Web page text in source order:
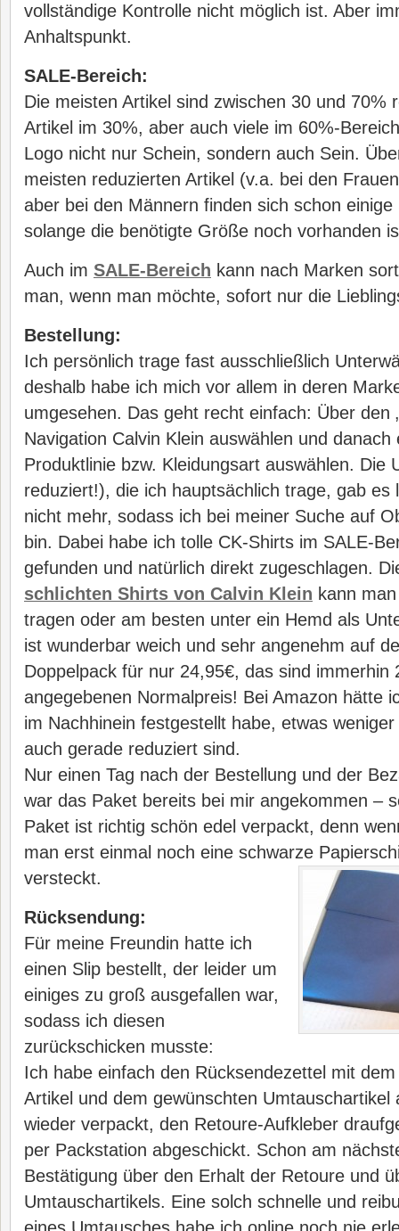
vollständige Kontrolle nicht möglich ist. Aber
Anhaltspunkt.
SALE-Bereich:
Die meisten Artikel sind zwischen 30 und 70%
Artikel im 30%, aber auch viele im 60%-
Logo nicht nur Schein, sondern auch Sein.
meisten reduzierten Artikel (v.a. bei den
aber bei den Männern finden sich schon einige
solange die benötigte Größe noch vorhanden
Auch im SALE-Bereich kann nach Marken
man, wenn man möchte, sofort nur die
Bestellung:
Ich persönlich trage fast ausschließlich
deshalb habe ich mich vor allem in deren
umgesehen. Das geht recht einfach: Über den
Navigation Calvin Klein auswählen und
Produktlinie bzw. Kleidungsart auswählen. Die
reduziert!), die ich hauptsächlich trage, gab es
nicht mehr, sodass ich bei meiner Suche auf
bin. Dabei habe ich tolle CK-Shirts im SALE-
gefunden und natürlich direkt zugeschlagen.
schlichten Shirts von Calvin Klein kann
tragen oder am besten unter ein Hemd als
ist wunderbar weich und sehr angenehm auf
Doppelpack für nur 24,95€, das sind immerhin
angegebenen Normalpreis! Bei Amazon hätte
im Nachhinein festgestellt habe, etwas
auch gerade reduziert sind.
Nur einen Tag nach der Bestellung und der
war das Paket bereits bei mir angekommen –
Paket ist richtig schön edel verpackt, denn
man erst einmal noch eine schwarze
versteckt.
Rücksendung:
Für meine Freundin hatte ich
einen Slip bestellt, der leider um
einiges zu groß ausgefallen war,
sodass ich diesen
zurückschicken musste:
Ich habe einfach den Rücksendezettel mit
Artikel und dem gewünschten Umtauschartikel
wieder verpackt, den Retoure-Aufkleber
per Packstation abgeschickt. Schon am
Bestätigung über den Erhalt der Retoure und
Umtauschartikels. Eine solch schnelle und